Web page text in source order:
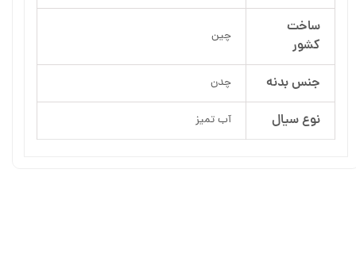
ساخت
کشور
چین
جنس بدنه چدن
نوع سیال آب تمیز